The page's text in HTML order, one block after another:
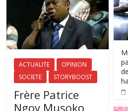
ACTUALITE
OPINION
SOCIETE
STORYBOOST
Frère Patrice
Ngoy Musoko